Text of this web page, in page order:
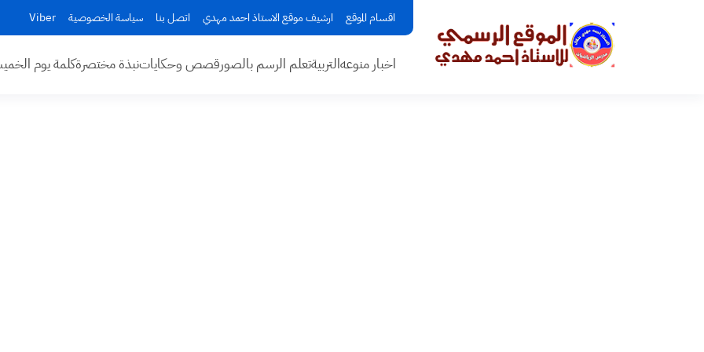
اقسام الموقع ارشيف موقع الاستاذ احمد مهدي اتصل بنا سياسة الخصوصية Viber
اخبار منوعهالتربيةتعلم الرسم بالصورقصص وحكاياتنبذة مختصرةكلمة يوم